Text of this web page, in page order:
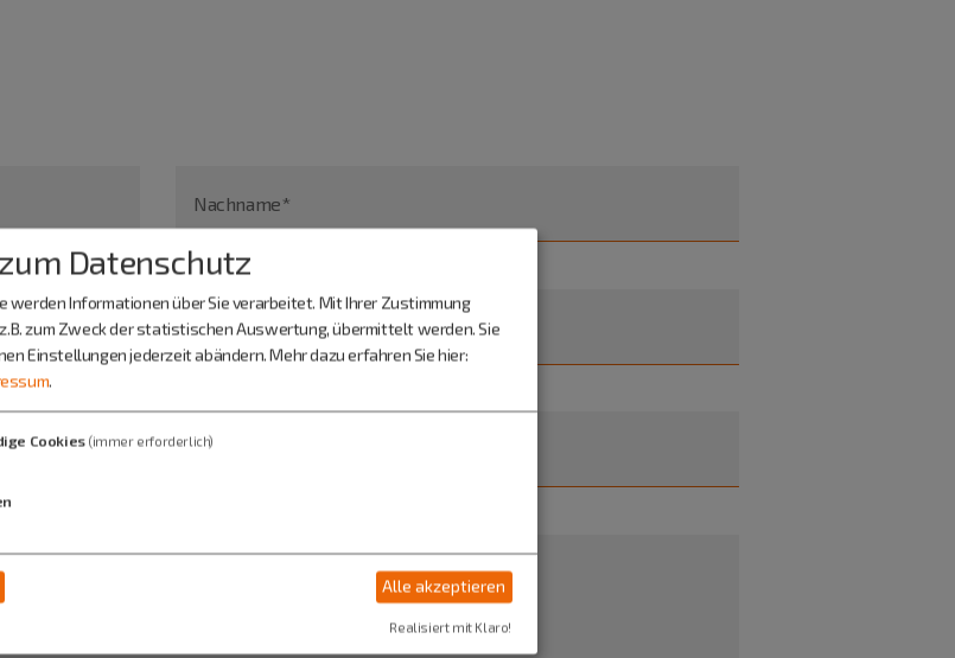
Nachname*
Datenschutz
werden Informationen über Sie verarbeitet. Mit Ihrer Zustimmung
zum Zweck der statistischen Auswertung, übermittelt werden. Sie
Einstellungen jederzeit abändern. Mehr dazu erfahren Sie hier:
.
Cookies (immer erforderlich)
Alle akzeptieren
Realisiert mit Klaro!